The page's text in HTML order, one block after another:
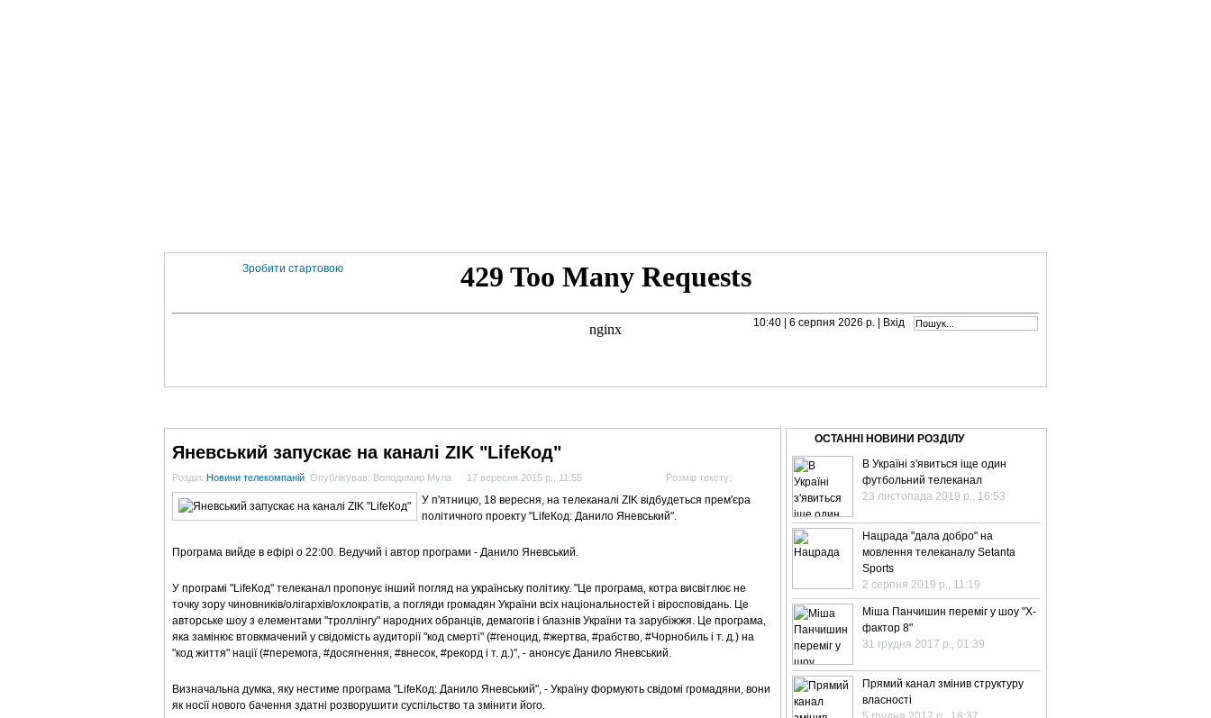
Зробити стартовою
10:40 | 6 серпня 2026 р. | Вхід
Яневський запускає на каналі ZIK "LifeКод"
Розмір тексту:
Розділ: Новини телекомпаній Опублікував: Володимир Мула 17 вересня 2015 р., 11:55
У п'ятницю, 18 вересня, на телеканалі ZIK відбудеться прем'єра
політичного проекту "LifeКод: Данило Яневський".
Програма вийде в ефірі о 22:00. Ведучий і автор програми - Данило Яневський.
У програмі "LifeКод" телеканал пропонує інший погляд на українську політику. "Це програма, котра висвітлює не
точку зору чиновників/олігархів/охлократів, а погляди громадян України всіх національностей і віросповідань. Це
авторське шоу з елементами "троллінгу" народних обранців, демагогів і блазнів України та зарубіжжя. Це програма,
яка замінює втовкмачений у свідомість аудиторії "код смерті" (#геноцид, #жертва, #рабство, #Чорнобиль і т. д.) на
"код життя" нації (#перемога, #досягнення, #внесок, #рекорд і т. д.)", - анонсує Данило Яневський.
Визначальна думка, яку нестиме програма "LifeКод: Данило Яневський", - Україну формують свідомі громадяни, вони
як носії нового бачення здатні розворушити суспільство та змінити його.
ОСТАННІ НОВИНИ РОЗДІЛУ
В Україні з'явиться іще один
футбольний телеканал
23 листопада 2019 р., 16:53
Нацрада "дала добро" на
мовлення телеканалу Setanta
Sports
2 серпня 2019 р., 11:19
Міша Панчишин переміг у шоу "Х-
фактор 8"
31 грудня 2017 р., 01:39
Прямий канал змінив структуру
власності